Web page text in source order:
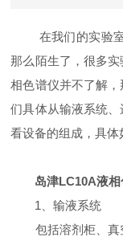
在我们的实验室
那么陌生了，很多
相色谱仪并不了解
们具体从输液系统
看设备的组成，具体
岛津LC10A液相
1、输液系统
包括溶剂柜、真